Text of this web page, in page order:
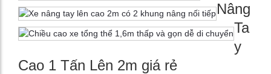
Nâng
Ta
y
Cao 1 Tấn Lên 2m giá rẻ